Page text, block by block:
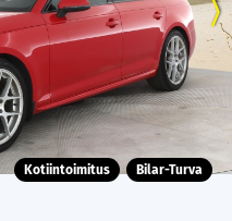
Kotiintoimitus Bilar-Turva